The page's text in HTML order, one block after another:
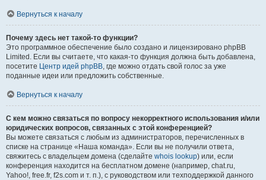
Вернуться к началу
Почему здесь нет такой-то функции?
Это программное обеспечение было создано и лицензировано phpBB
Limited. Если вы считаете, что какая-то функция должна быть добавлена,
посетите Центр идей phpBB, где можно отдать свой голос за уже
поданные идеи или предложить собственные.
Вернуться к началу
С кем можно связаться по вопросу некорректного использования и/или
юридических вопросов, связанных с этой конференцией?
Вы можете связаться с любым из администраторов, перечисленных в
списке на странице «Наша команда». Если вы не получили ответа,
свяжитесь с владельцем домена (сделайте whois lookup) или, если
конференция находится на бесплатном домене (например, chat.ru,
Yahoo!, free.fr, f2s.com и т. п.), с руководством или техподдержкой данного